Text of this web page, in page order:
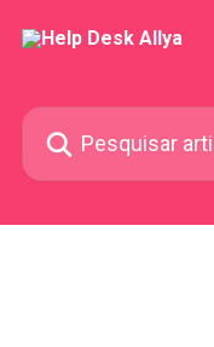
Pesquisar artigos...